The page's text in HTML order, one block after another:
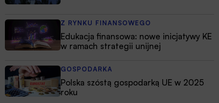
Z RYNKU FINANSOWEGO
Edukacja finansowa: nowe inicjatywy KE
w ramach strategii unijnej
GOSPODARKA
Polska szóstą gospodarką UE w 2025
roku